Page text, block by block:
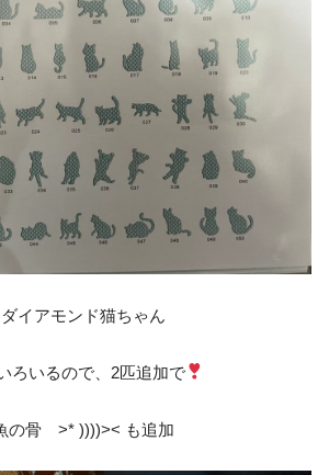
ダイアモンド猫ちゃん
ろいるので、2匹追加で
の骨 >* ))))>< も追加